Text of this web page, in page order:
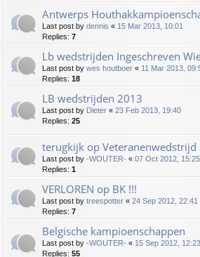
Antwerps
Last post by dennis « 15 Mar 2013, 10:01
Replies: 7
Lb wedstrijden Ingeschreven
Last post by wes houtboer « 11 Mar 2013,
Replies: 18
LB wedstrijden 2013
Last post by Dieter « 23 Feb 2013, 19:40
Replies: 25
terugkijk op Veteranenwedstrijd
Last post by -WOUTER- « 07 Oct 2012, 15:25
Replies: 1
VERLOREN op BK !!!
Last post by treespotter « 24 Sep 2012, 22:41
Replies: 7
Belgische kampioenschappen
Last post by -WOUTER- « 15 Sep 2012, 12:23
Replies: 55